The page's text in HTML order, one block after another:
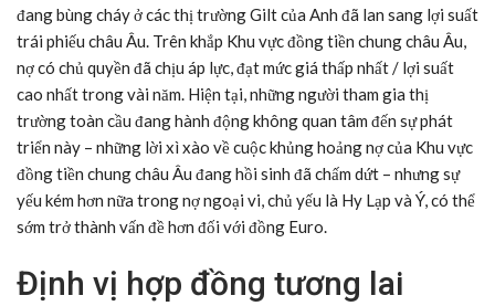
đang bùng cháy ở các thị trường Gilt của Anh đã lan sang lợi suất
trái phiếu châu Âu. Trên khắp Khu vực đồng tiền chung châu Âu,
nợ có chủ quyền đã chịu áp lực, đạt mức giá thấp nhất / lợi suất
cao nhất trong vài năm. Hiện tại, những người tham gia thị
trường toàn cầu đang hành động không quan tâm đến sự phát
triển này – những lời xì xào về cuộc khủng hoảng nợ của Khu vực
đồng tiền chung châu Âu đang hồi sinh đã chấm dứt – nhưng sự
yếu kém hơn nữa trong nợ ngoại vi, chủ yếu là Hy Lạp và Ý, có thể
sớm trở thành vấn đề hơn đối với đồng Euro.
Định vị hợp đồng tương lai